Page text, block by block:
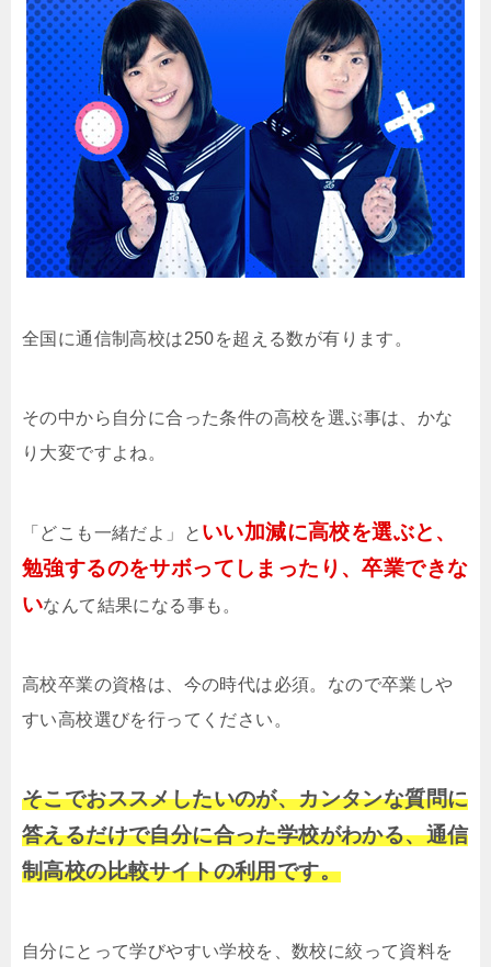
全国に通信制高校は250を超える数が有ります。
その中から自分に合った条件の高校を選ぶ事は、かな
り大変ですよね。
「どこも一緒だよ」と いい加減に高校を選ぶと、
勉強するのをサボってしまったり、卒業できな
いなんて結果になる事も。
高校卒業の資格は、今の時代は必須。なので卒業しや
すい高校選びを行ってください。
そこでおススメしたいのが、カンタンな質問に
答えるだけで自分に合った学校がわかる、通信
制高校の比較サイトの利用です。
自分にとって学びやすい学校を、数校に絞って資料を